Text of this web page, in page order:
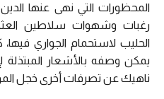
المحظورات التي نهى عنها
رغبات وشهوات سلاطين
الحليب لاستحمام الجواري
يمكن وصفه بالأشعار المبتذلة
ناهيك عن تصرفات أخرى خجل